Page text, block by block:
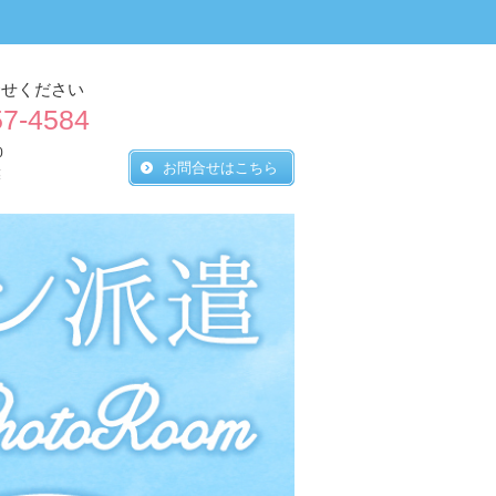
ください
4584
お問合せはこちら